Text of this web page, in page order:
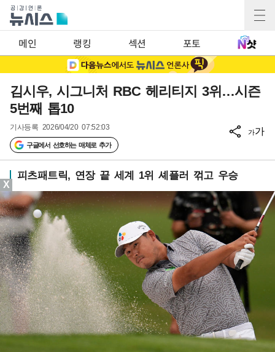
메인 랭킹 섹션 포토
김시우, 시그니처 RBC 헤리티지 3위…시즌
5번째 톱10
기사등록 2026/04/20 07:52:03
구글에서 선호하는 매체로 추가
가가
피츠패트릭, 연장 끝 세계 1위 셰플러 꺾고 우승
X